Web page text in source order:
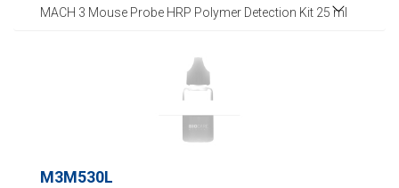
MACH 3 Mouse Probe HRP Polymer Detection Kit 25 ml
M3M530L